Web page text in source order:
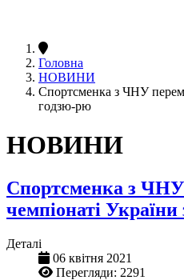
Головна
НОВИНИ
Спортсменка з ЧНУ
годзю-рю
НОВИНИ
Спортсменка з ЧНУ
чемпіонаті
Деталі
06 квітня 2021
Перегляди: 2291